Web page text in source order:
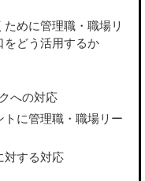
めに管理職・職場リ
をどう活用するか
への対応
に管理職・職場リー
対する対応